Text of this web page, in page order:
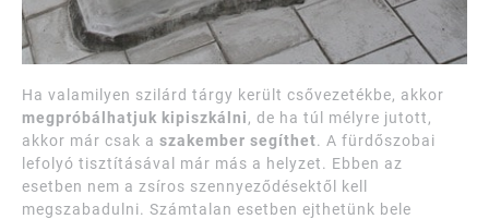
Ha valamilyen szilárd tárgy került csővezetékbe, akkor
megpróbálhatjuk kipiszkálni, de ha túl mélyre jutott,
akkor már csak a szakember segíthet. A fürdőszobai
lefolyó tisztításával már más a helyzet. Ebben az
esetben nem a zsíros szennyeződésektől kell
megszabadulni. Számtalan esetben ejthetünk bele